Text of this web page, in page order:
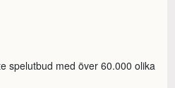
spelutbud med över 60.000 olika